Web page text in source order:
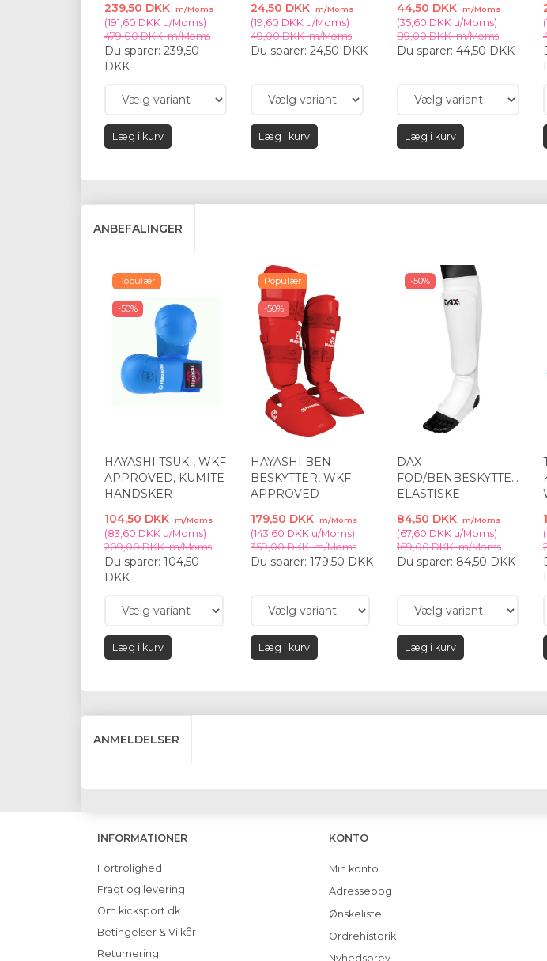
239,50 DKK m/Moms
(191,60 DKK u/Moms)
479,00 DKKm/Moms
Du sparer: 239,50
DKK
Læg i kurv
24,50 DKK m/Moms
(19,60 DKK u/Moms)
49,00 DKKm/Moms
Du sparer: 24,50 DKK
Læg i kurv
44,50 DKK m/Moms
(35,60 DKK u/Moms)
89,00 DKKm/Moms
Du sparer: 44,50 DKK
Læg i kurv
(
ANBEFALINGER
Populær
-50%
HAYASHI TSUKI, WKF
APPROVED, KUMITE
HANDSKER
104,50 DKK
m/Moms
(83,60 DKK u/Moms)
209,00 DKKm/Moms
Du sparer: 104,50
DKK
Læg i kurv
Populær
-50%
HAYASHI BEN
BESKYTTER, WKF
APPROVED
179,50 DKK
m/Moms
(143,60 DKK u/Moms)
359,00 DKKm/Moms
Du sparer: 179,50 DKK
Læg i kurv
-50%
DAX
FOD/BENBESKYTTER
ELASTISKE
84,50 DKK
m/Moms
(67,60 DKK u/Moms)
169,00 DKKm/Moms
Du sparer: 84,50 DKK
Læg i kurv
(
ANMELDELSER
INFORMATIONER
Fortrolighed
Fragt og levering
Om kicksport.dk
Betingelser & Vilkår
Returnering
KONTO
Min konto
Adressebog
Ønskeliste
Ordrehistorik
Nyhedsbrev